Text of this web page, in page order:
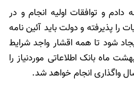
و توافقات اولیه انجام و در
پذیرفته و دولت باید آئین نامه
شود تا همه اقشار واجد شرایط
ماه بانک اطلاعاتی موردنیاز را
واگذاری انجام خواهد شد.